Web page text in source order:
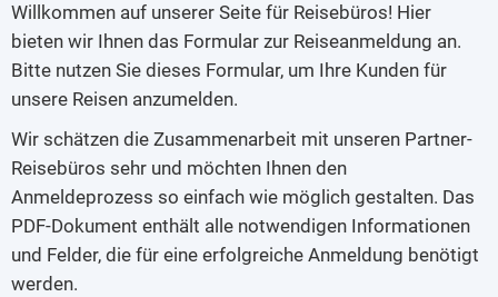
Willkommen auf unserer Seite für Reisebüros! Hier
bieten wir Ihnen das Formular zur Reiseanmeldung an.
Bitte nutzen Sie dieses Formular, um Ihre Kunden für
unsere Reisen anzumelden.
Wir schätzen die Zusammenarbeit mit unseren Partner-
Reisebüros sehr und möchten Ihnen den
Anmeldeprozess so einfach wie möglich gestalten. Das
PDF-Dokument enthält alle notwendigen Informationen
und Felder, die für eine erfolgreiche Anmeldung benötigt
werden.